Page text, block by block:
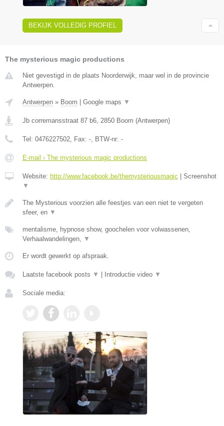
BEKIJK VOLLEDIG PROFIEL
The mysterious magic productions
Niet gevestigd in de plaats Noorderwijk, maar wel in de provincie
Antwerpen.
Antwerpen » Boom Google maps ▼
Jb corremansstraat 87 b6, 2850 Boom (Antwerpen)
Tel: 0476227502, Fax: -, BTW-nr: -
E-mail › The mysterious magic productions
Website: http://www.facebook.be/themysteriousmagic
Screenshot
▼
The Mysterious voorzien alle feestjes van een niet te vergeten
sfeer, en ▼
mentalisme, hypnose show, goochelen voor volwassenen,
Verhaalwandelingen, ▼
Er wordt gewerkt op afspraak.
Laatste facebook posts ▼ Introductie video ▼
Sociale media: